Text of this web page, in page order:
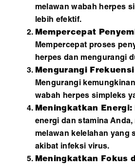
melawan wabah herpes
lebih efektif.
Mempercepat
Mempercepat proses
herpes dan mengurangi
Mengurangi Frekuensi
Mengurangi
wabah herpes simpleks
Meningkatkan Energi:
energi dan stamina Anda,
melawan kelelahan yang
akibat infeksi virus.
Meningkatkan Fokus